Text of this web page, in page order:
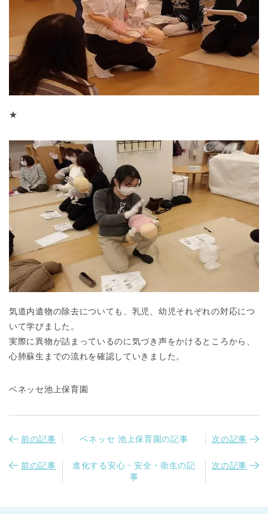
神奈川県 神奈川県 全域
千葉県 千葉県 全域
★
気道内遺物の除去についても、乳児、幼児それぞれの対応につ
いて学びました。
実際に異物が詰まっているのに気づき声をかけるところから、
心肺蘇生までの流れを確認していきました。
ベネッセ池上保育園
前の記事 ベネッセ 池上保育園の記事 次の記事
前の記事
進化する安心・安全・衛生の記
事
次の記事